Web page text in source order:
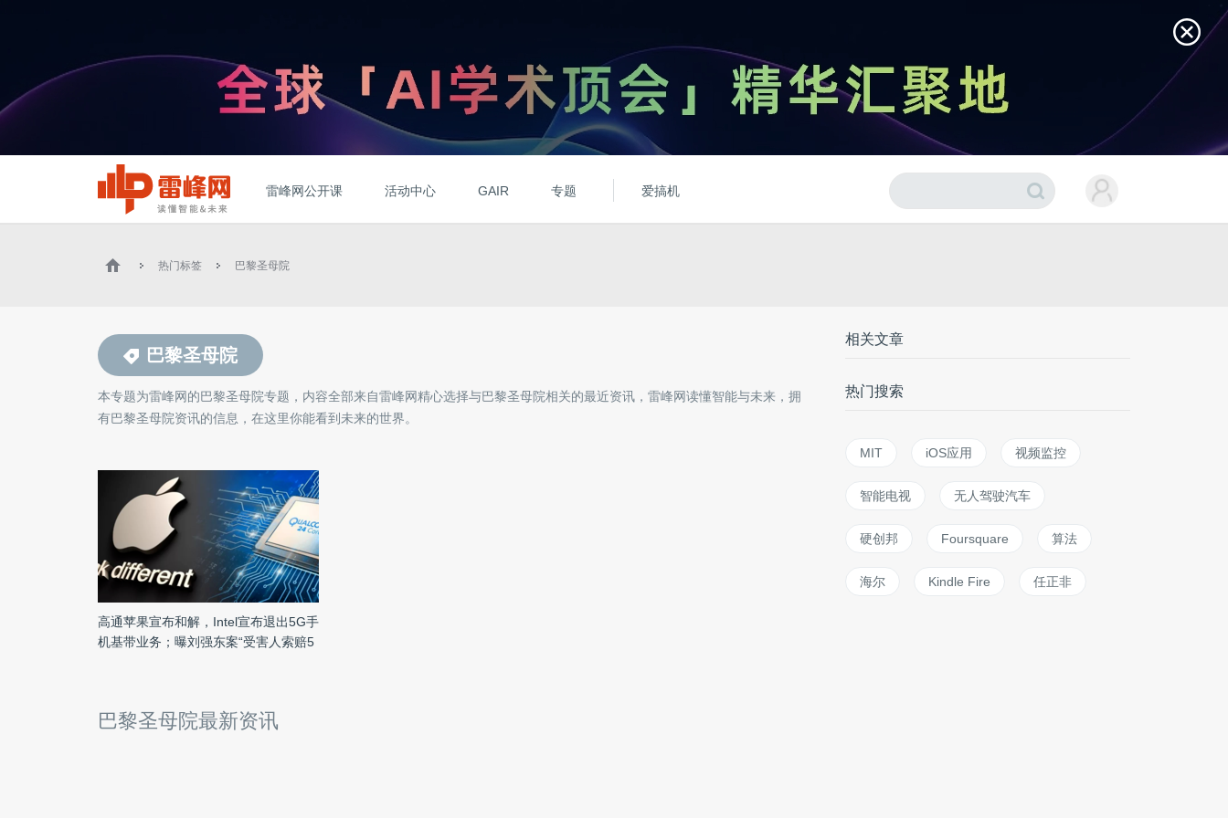
雷峰网公开课 活动中心 GAIR 专题 爱搞机
热门标签 巴黎圣母院
巴黎圣母院
本专题为雷峰网的巴黎圣母院专题，内容全部来自雷峰网精心选择与巴黎圣母院相关的最近资讯，雷峰网读懂智能与未来，拥
有巴黎圣母院资讯的信息，在这里你能看到未来的世界。
高通苹果宣布和解，Intel宣布退出5G手
机基带业务；曝刘强东案“受害人索赔5
巴黎圣母院最新资讯
相关文章
热门搜索
MIT iOS应用 视频监控
智能电视 无人驾驶汽车
硬创邦 Foursquare 算法
海尔 Kindle Fire 任正非